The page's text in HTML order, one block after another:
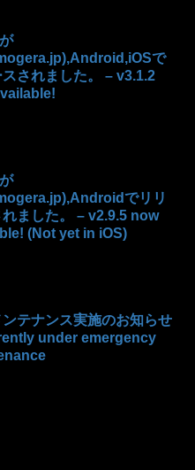
で
スされました。 – v3.1.2
でリリ
れました。 – v2.9.5 now
(Not yet in iOS)
ンテナンス実施のお知らせ
under emergency